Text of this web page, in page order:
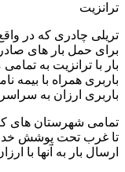
ترانزیت
تریلی چادری که در
برای حمل بار های
بار با ترانزیت به
باربری همراه با بیمه
باربری ارزان به
تمامی شهرستان های
تا غرب تحت پوشش
ارسال بار به آنها با